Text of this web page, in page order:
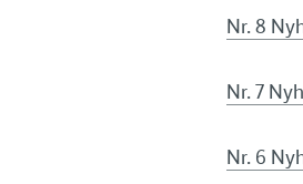
Nr. 8
Nr. 7
Nr. 6